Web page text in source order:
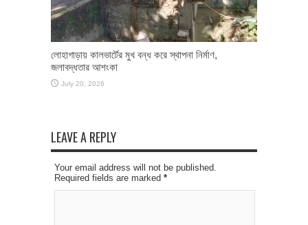
লোহাগাড়ায় কালভার্টের মুখ বন্ধ করে স্থাপনা নির্মাণ,
জলাবদ্ধতার আশংকা
July 20, 2026
LEAVE A REPLY
Your email address will not be published.
Required fields are marked *